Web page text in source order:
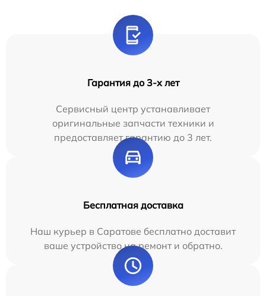
Гарантия до 3-х лет
Сервисный центр устанавливает
оригинальные запчасти техники и
предоставляет гарантию до 3 лет.
Бесплатная доставка
Наш курьер в Саратове бесплатно доставит
ваше устройство на ремонт и обратно.